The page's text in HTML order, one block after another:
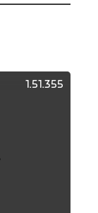
1.51.355